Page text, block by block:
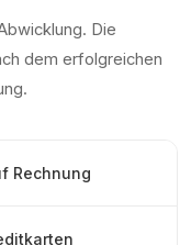
Die
dem erfolgreichen
Rechnung